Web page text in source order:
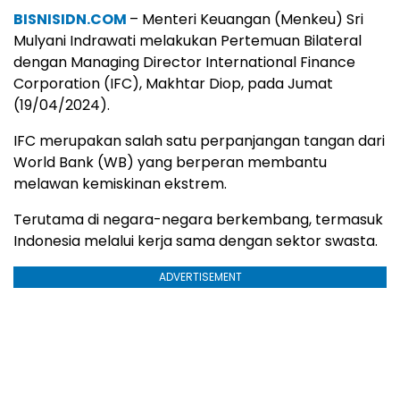
BISNISIDN.COM – Menteri Keuangan (Menkeu) Sri
Mulyani Indrawati melakukan Pertemuan Bilateral
dengan Managing Director International Finance
Corporation (IFC), Makhtar Diop, pada Jumat
(19/04/2024).
IFC merupakan salah satu perpanjangan tangan dari
World Bank (WB) yang berperan membantu
melawan kemiskinan ekstrem.
Terutama di negara-negara berkembang, termasuk
Indonesia melalui kerja sama dengan sektor swasta.
ADVERTISEMENT